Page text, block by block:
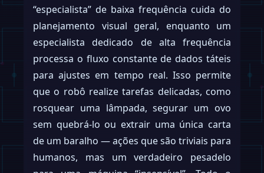
“especialista” de baixa frequência cuida do
planejamento visual geral, enquanto um
especialista dedicado de alta frequência
processa o fluxo constante de dados táteis
para ajustes em tempo real. Isso permite
que o robô realize tarefas delicadas, como
rosquear uma lâmpada, segurar um ovo
sem quebrá-lo ou extrair uma única carta
de um baralho — ações que são triviais para
humanos, mas um verdadeiro pesadelo